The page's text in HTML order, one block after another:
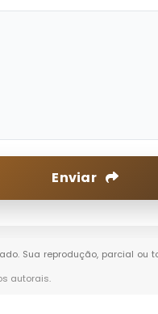
Enviar
Sua reprodução, parcial
autorais.